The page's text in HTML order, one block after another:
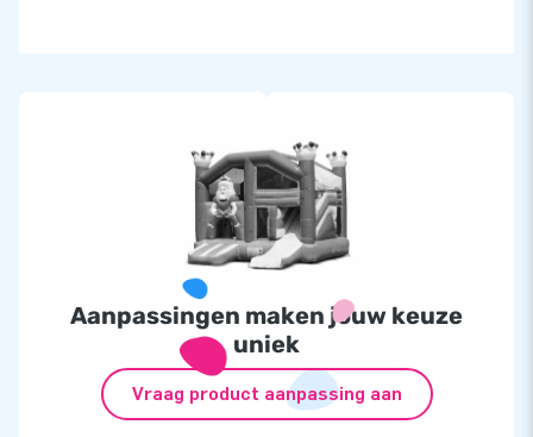
Aanpassingen maken jouw keuze
uniek
Vraag product aanpassing aan